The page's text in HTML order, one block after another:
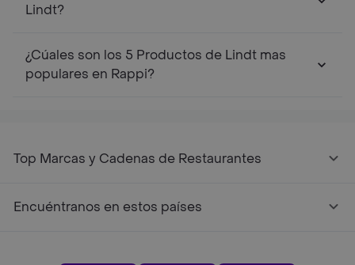
Lindt?
¿Cúales son los 5 Productos de Lindt mas
populares en Rappi?
Top Marcas y Cadenas de Restaurantes
Encuéntranos en estos países